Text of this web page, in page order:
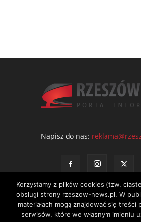
Napisz do nas:
Kontakt Polityka prywatności
Korzystamy z plików cookies (tzw.
obsługi strony rzeszow-news.pl. W
materiałach mogą znajdować się treści
serwisów, które we własnym imieniu